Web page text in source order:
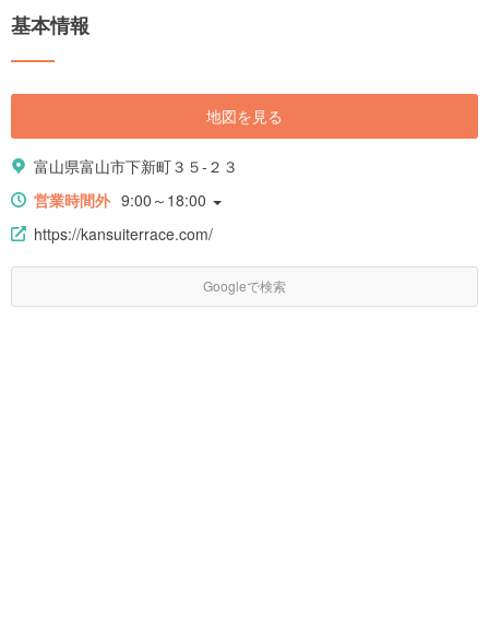
基本情報
地図を見る
富山県富山市下新町３５-２３
営業時間外 9:00～18:00
https://kansuiterrace.com/
Googleで検索